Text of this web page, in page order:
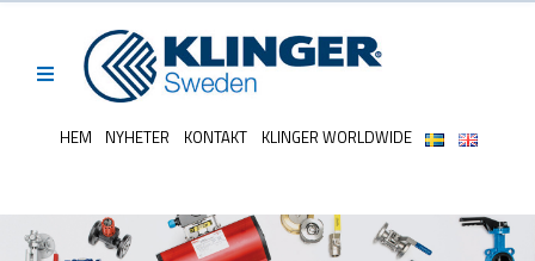
HEM NYHETER KONTAKT KLINGER WORLDWIDE